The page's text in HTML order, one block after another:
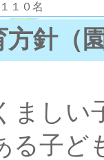
１１０名
方針（
ましい
る子ど